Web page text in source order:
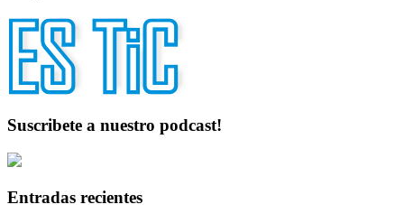
Suscribete a nuestro podcast!
Entradas recientes